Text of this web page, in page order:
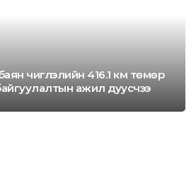
чиглэлийн 416.1 км төмөр
ажил дуусчээ